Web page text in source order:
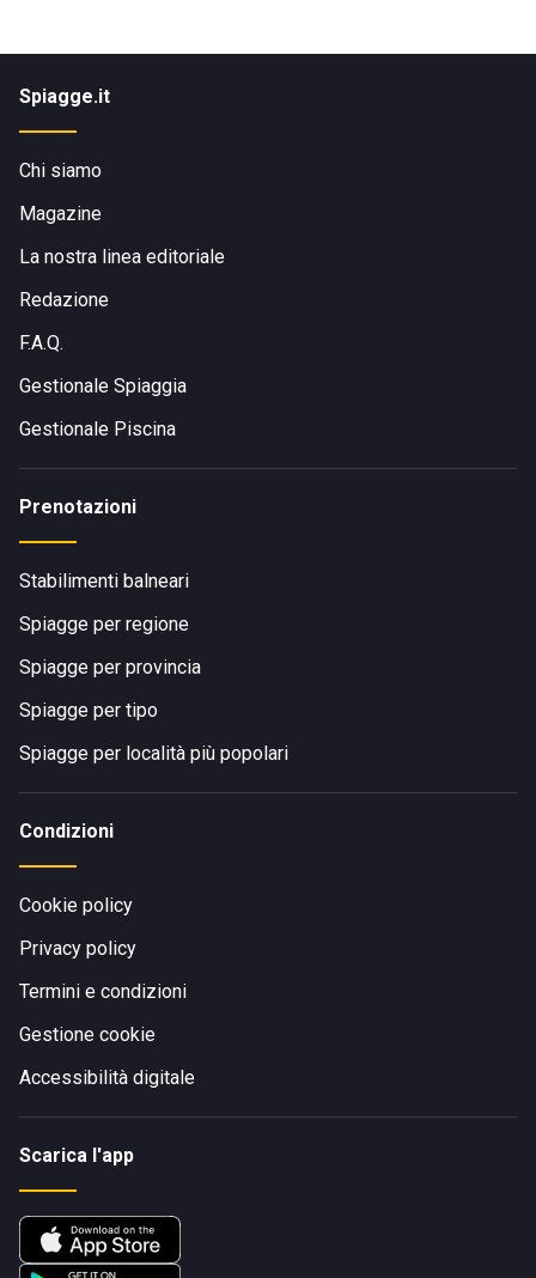
Spiagge.it
Chi siamo
Magazine
La nostra linea editoriale
Redazione
F.A.Q.
Gestionale Spiaggia
Gestionale Piscina
Prenotazioni
Stabilimenti balneari
Spiagge per regione
Spiagge per provincia
Spiagge per tipo
Spiagge per località più popolari
Condizioni
Cookie policy
Privacy policy
Termini e condizioni
Gestione cookie
Accessibilità digitale
Scarica l'app